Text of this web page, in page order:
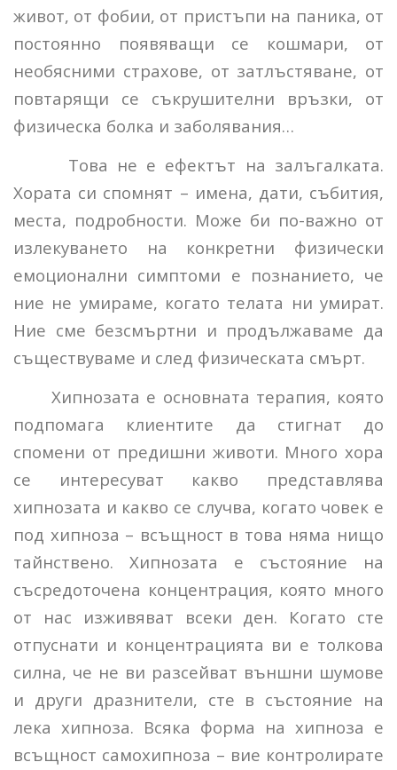
живот, от фобии, от пристъпи на паника, от
постоянно появяващи се кошмари, от
необясними страхове, от затлъстяване, от
повтарящи се съкрушителни връзки, от
физическа болка и заболявания…
Това не е ефектът на залъгалката.
Хората си спомнят – имена, дати, събития,
места, подробности. Може би по-важно от
излекуването на конкретни физически
емоционални симптоми е познанието, че
ние не умираме, когато телата ни умират.
Ние сме безсмъртни и продължаваме да
съществуваме и след физическата смърт.
Хипнозата е основната терапия, която
подпомага клиентите да стигнат до
спомени от предишни животи. Много хора
се интересуват какво представлява
хипнозата и какво се случва, когато човек е
под хипноза – всъщност в това няма нищо
тайнствено. Хипнозата е състояние на
съсредоточена концентрация, която много
от нас изживяват всеки ден. Когато сте
отпуснати и концентрацията ви е толкова
силна, че не ви разсейват външни шумове
и други дразнители, сте в състояние на
лека хипноза. Всяка форма на хипноза е
всъщност самохипноза – вие контролирате